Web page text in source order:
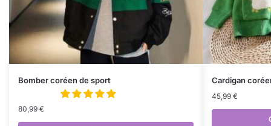
Bomber coréen de sport
80,99 €
Cardigan
45,99 €